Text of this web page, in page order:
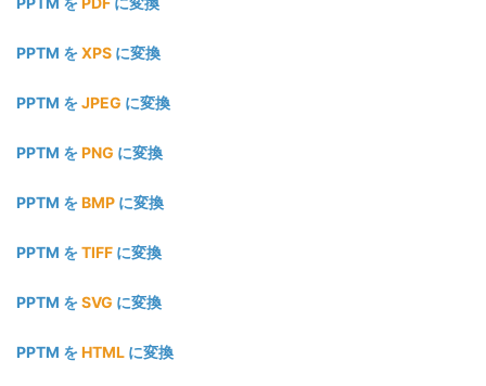
PPTM をXPS に変換
PPTM をJPEG に変換
PPTM をPNG に変換
PPTM をBMP に変換
PPTM をTIFF に変換
PPTM をSVG に変換
PPTM をHTML に変換